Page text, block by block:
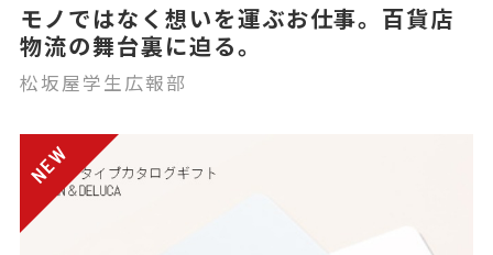
モノではなく想いを運ぶお仕事。百貨店
物流の舞台裏に迫る。
松坂屋学生広報部